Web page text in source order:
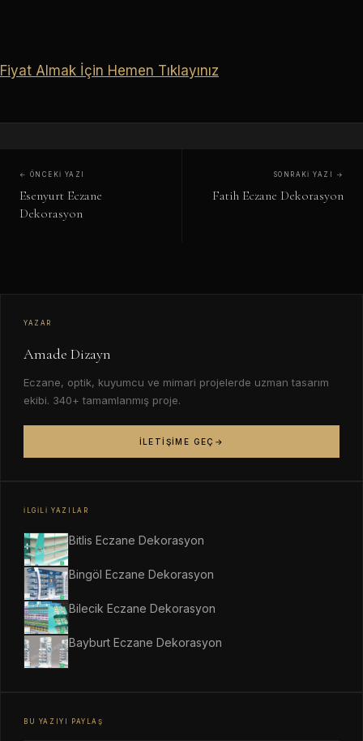
Fiyat Almak İçin Hemen Tıklayınız
← ÖNCEKI YAZI
Esenyurt Eczane
Dekorasyon
SONRAKI YAZI →
Fatih Eczane Dekorasyon
YAZAR
Amade Dizayn
Eczane, optik, kuyumcu ve mimari projelerde uzman tasarım
ekibi. 340+ tamamlanmış proje.
İLETIŞIME GEÇ
İLGILI YAZILAR
Bitlis Eczane Dekorasyon
Bingöl Eczane Dekorasyon
Bilecik Eczane Dekorasyon
Bayburt Eczane Dekorasyon
BU YAZIYI PAYLAŞ